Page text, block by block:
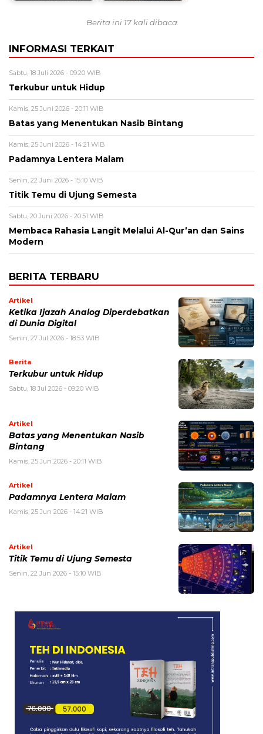
Berita ini 17 kali dibaca
INFORMASI TERKAIT
Sabtu, 18 Juli 2026 - 09:20 WIB
Terkubur untuk Hidup
Kamis, 25 Juni 2026 - 20:11 WIB
Batas yang Menentukan Nasib Bintang
Kamis, 25 Juni 2026 - 14:21 WIB
Padamnya Lentera Malam
Senin, 22 Juni 2026 - 15:10 WIB
Titik Temu di Ujung Semesta
Sabtu, 20 Juni 2026 - 20:51 WIB
Membaca Rahasia Langit Melalui Al-Qur’an dan Sains
Modern
BERITA TERBARU
Artikel
Ketika Ijazah Analog Diperdebatkan
di Dunia Digital
Senin, 27 Jul 2026 - 18:53 WIB
Berita
Terkubur untuk Hidup
Sabtu, 18 Jul 2026 - 09:20 WIB
Artikel
Batas yang Menentukan Nasib
Bintang
Kamis, 25 Jun 2026 - 20:11 WIB
Artikel
Padamnya Lentera Malam
Kamis, 25 Jun 2026 - 14:21 WIB
Artikel
Titik Temu di Ujung Semesta
Senin, 22 Jun 2026 - 15:10 WIB